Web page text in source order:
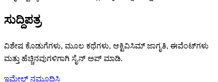
ಸುದ್ದಿಪತ್ರ
ವಿಶೇಷ ಕೊಡುಗೆಗಳು, ಮೂಲ ಕಥೆಗಳು, ಆಕ್ಟಿವಿಸಿಮ್ ಜಾಗೃತಿ, ಈವೆಂಟ್‌ಗಳು
ಮತ್ತು ಹೆಚ್ಚಿನವುಗಳಿಗಾಗಿ ಸೈನ್ ಅಪ್ ಮಾಡಿ.
ಇಮೇಲ್ ನಮೂದಿಸಿ